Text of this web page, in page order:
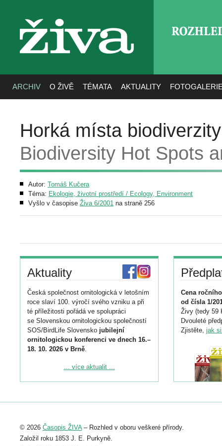
živa
ARCHIV O ŽIVĚ TÉMATA AKTUALITY
Horká místa
Biodiversity Hot Spots
Autor: Tomáš Kučera
Téma: Ekologie, životní prostředí / Ecology, Environment
Vyšlo v časopise Živa 6/2001 na straně 256
Aktuality
Česká společnost ornitologická v letošním
roce slaví 100. výročí svého vzniku a při
té příležitosti pořádá ve spolupráci
se Slovenskou ornitologickou společností
SOS/BirdLife Slovensko jubilejní
ornitologickou konferenci ve dnech 16.–
18. 10. 2026 v Brně.
Podrobnější informace ke konferenci
Registrovat se můžete do 6. září.
abstraktu přihlášené přednášky nebo
posteru je už 30. června.
... více aktualit ...
Cena
od čísla 1/
Živy (tedy 59
Dvouleté
Zjistěte, jak
© 2026 Časopis ŽIVA– Rozhled v oboru veškeré přírody.
Založil roku 1853 J. E. Purkyně.